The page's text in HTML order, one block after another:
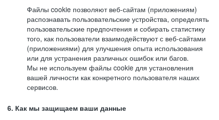
Файлы cookie позволяют веб-сайтам (приложениям)
распознавать пользовательские устройства, определять
пользовательские предпочтения и собирать статистику
того, как пользователи взаимодействуют с веб-сайтами
(приложениями) для улучшения опыта использования
или для устранения различных ошибок или багов.
Мы не используем файлы cookie для установления
вашей личности как конкретного пользователя наших
сервисов.
6. Как мы защищаем ваши данные